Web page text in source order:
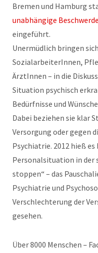
Bremen und Hamburg
unabhängige
eingeführt.
Unermüdlich bringen
SozialarbeiterInnen,
ÄrztInnen – in die
Situation psychisch
Bedürfnisse und
Dabei beziehen sie klar
Versorgung oder gegen
Psychiatrie. 2012 hieß
Personalsituation in der
stoppen“ – das
Psychiatrie und
Verschlechterung der
gesehen.
Über 8000 Menschen –